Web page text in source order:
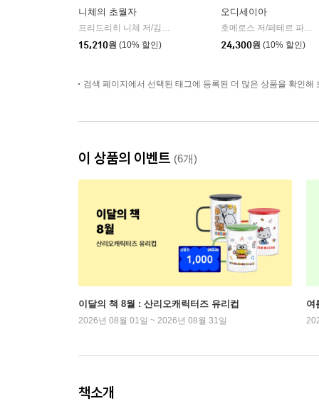
니체의 초월자
프리드리히 니체 저/김철 편역
15,210원 (10% 할인)
오디세이아
호메로스 저/페테르 파울 루벤스 그림/박문재 역
24,300원 (10% 할인)
검색 페이지에서 선택된 태그에 등록된 더 많은 상품을 확인해
이 상품의 이벤트 (6개)
이달의 책 8월 : 산리오캐릭터즈 유리컵
2026년 08월 01일 ~ 2026년 08월 31일
여
책소개